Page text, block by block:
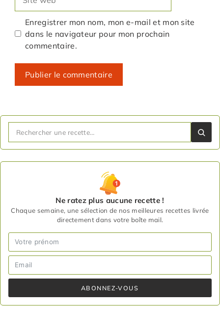
web
Enregistrer mon nom, mon e-mail et mon site
dans le navigateur pour mon prochain
commentaire.
Ne ratez plus aucune recette !
Chaque semaine, une sélection de nos meilleures recettes livrée
directement dans votre boîte mail.
ABONNEZ-VOUS